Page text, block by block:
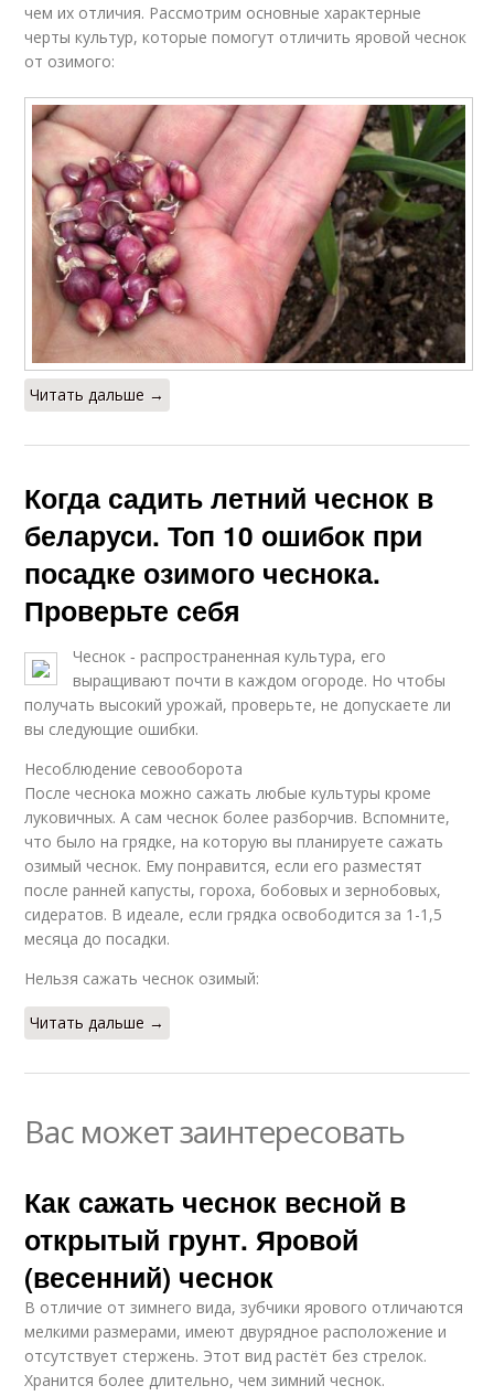
чем их отличия. Рассмотрим основные характерные
черты культур, которые помогут отличить яровой чеснок
от озимого:
Читать дальше →
Когда садить летний чеснок в
беларуси. Топ 10 ошибок при
посадке озимого чеснока.
Проверьте себя
Чеснок ‑ распространенная культура, его
выращивают почти в каждом огороде. Но чтобы
получать высокий урожай, проверьте, не допускаете ли
вы следующие ошибки.
Несоблюдение севооборота
После чеснока можно сажать любые культуры кроме
луковичных. А сам чеснок более разборчив. Вспомните,
что было на грядке, на которую вы планируете сажать
озимый чеснок. Ему понравится, если его разместят
после ранней капусты, гороха, бобовых и зернобовых,
сидератов. В идеале, если грядка освободится за 1-1,5
месяца до посадки.
Нельзя сажать чеснок озимый:
Читать дальше →
Вас может заинтересовать
Как сажать чеснок весной в
открытый грунт. Яровой
(весенний) чеснок
В отличие от зимнего вида, зубчики ярового отличаются
мелкими размерами, имеют двурядное расположение и
отсутствует стержень. Этот вид растёт без стрелок.
Хранится более длительно, чем зимний чеснок.